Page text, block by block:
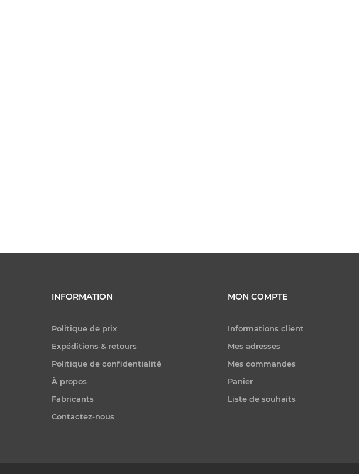
INFORMATION
Politique de prix
Expéditions & retours
Politique de confidentialité
À propos
Fabricants
Contactez-nous
MON COMPTE
Informations client
Mes adresses
Mes commandes
Panier
Liste de souhaits